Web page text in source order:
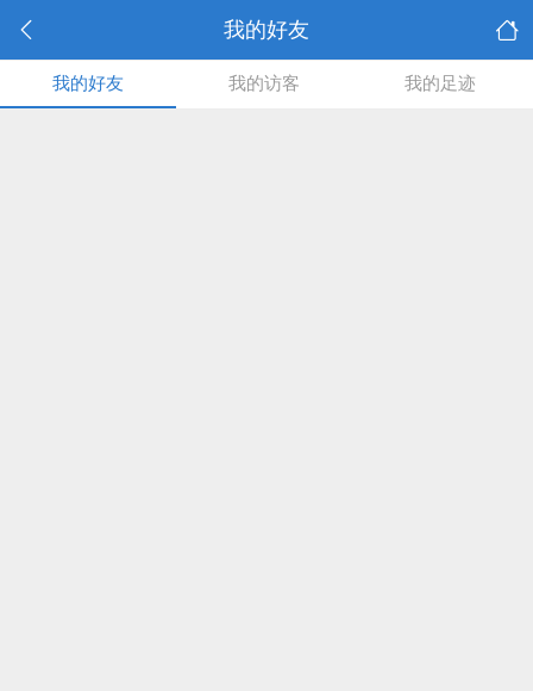
我的好友
我的好友 我的访客 我的足迹